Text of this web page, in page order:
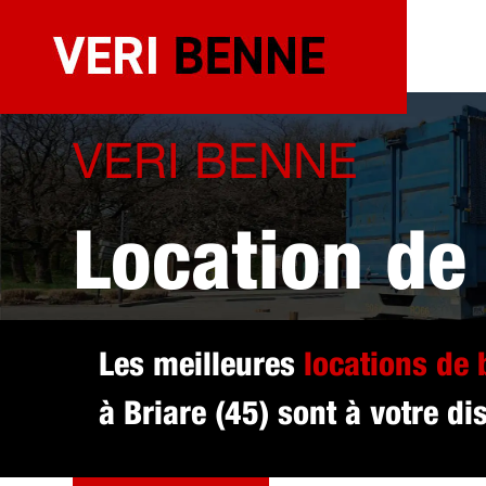
contenu
VERI BENNE
Location de
Les meilleures locations de
à Briare (45) sont à votre